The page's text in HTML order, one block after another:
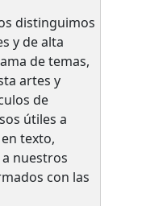
distinguimos
y de alta
de temas,
artes y
de
útiles a
texto,
nuestros
con las